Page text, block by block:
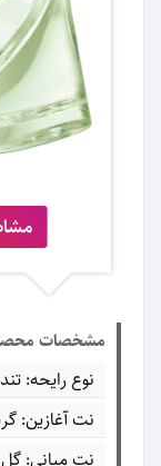
مشخصات
نوع رایحه:
نت آغازین:
نت میانی: